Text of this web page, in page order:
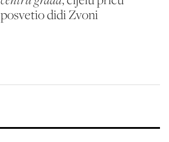
posvetio didi Zvoni